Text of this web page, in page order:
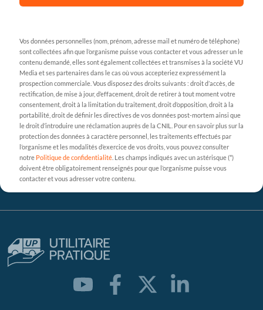
Vos données personnelles (nom, prénom, adresse mail et numéro de téléphone)
sont collectées afin que l’organisme puisse vous contacter et vous adresser un le
contenu demandé, elles sont également collectées et transmises à la société VU
Media et ses partenaires dans le cas où vous accepteriez expressément la
prospection commerciale. Vous disposez des droits suivants : droit d’accès, de
rectification, de mise à jour, d’effacement, droit de retirer à tout moment votre
consentement, droit à la limitation du traitement, droit d’opposition, droit à la
portabilité, droit de définir les directives de vos données post-mortem ainsi que
le droit d’introduire une réclamation auprès de la CNIL. Pour en savoir plus sur la
protection des données à caractère personnel, les traitements effectués par
l’organisme et les modalités d’exercice de vos droits, vous pouvez consulter
notre Politique de confidentialité. Les champs indiqués avec un astérisque (*)
doivent être obligatoirement renseignés pour que l’organisme puisse vous
contacter et vous adresser votre contenu.